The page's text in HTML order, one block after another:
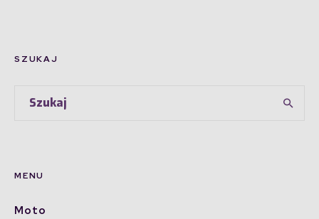
SZUKAJ
MENU
Moto